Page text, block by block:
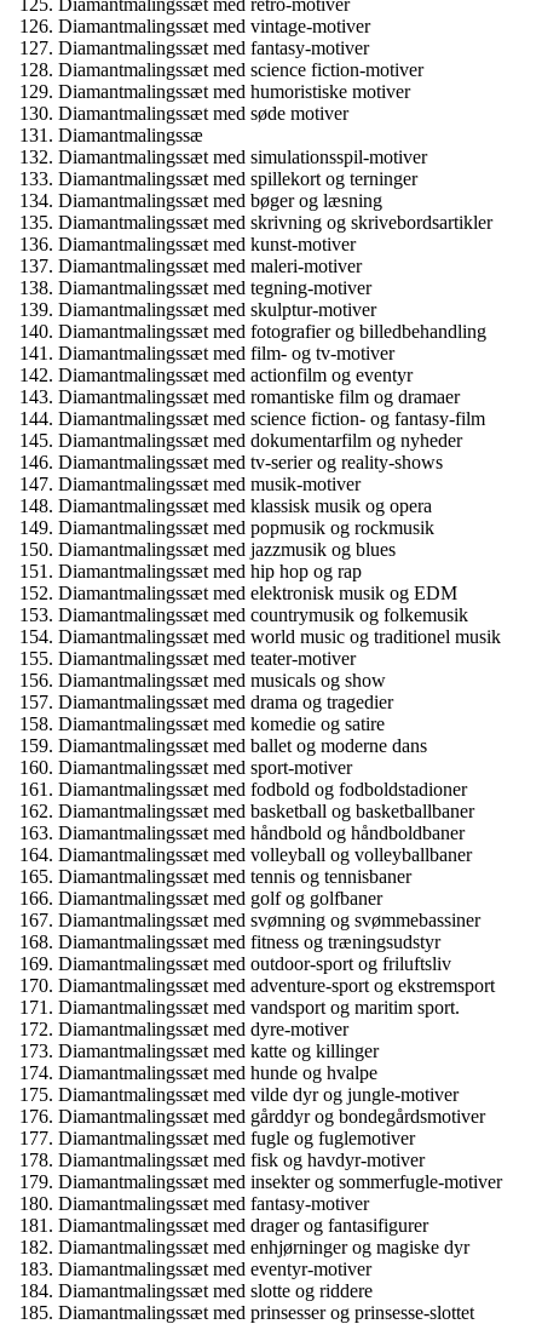
Diamantmalingssæt med vintage-motiver
Diamantmalingssæt med fantasy-motiver
Diamantmalingssæt med science fiction-motiver
Diamantmalingssæt med humoristiske motiver
Diamantmalingssæt med søde motiver
Diamantmalingssæ
Diamantmalingssæt med simulationsspil-motiver
Diamantmalingssæt med spillekort og terninger
Diamantmalingssæt med bøger og læsning
Diamantmalingssæt med skrivning og skrivebordsartikler
Diamantmalingssæt med kunst-motiver
Diamantmalingssæt med maleri-motiver
Diamantmalingssæt med tegning-motiver
Diamantmalingssæt med skulptur-motiver
Diamantmalingssæt med fotografier og billedbehandling
Diamantmalingssæt med film- og tv-motiver
Diamantmalingssæt med actionfilm og eventyr
Diamantmalingssæt med romantiske film og dramaer
Diamantmalingssæt med science fiction- og fantasy-film
Diamantmalingssæt med dokumentarfilm og nyheder
Diamantmalingssæt med tv-serier og reality-shows
Diamantmalingssæt med musik-motiver
Diamantmalingssæt med klassisk musik og opera
Diamantmalingssæt med popmusik og rockmusik
Diamantmalingssæt med jazzmusik og blues
Diamantmalingssæt med hip hop og rap
Diamantmalingssæt med elektronisk musik og EDM
Diamantmalingssæt med countrymusik og folkemusik
Diamantmalingssæt med world music og traditionel musik
Diamantmalingssæt med teater-motiver
Diamantmalingssæt med musicals og show
Diamantmalingssæt med drama og tragedier
Diamantmalingssæt med komedie og satire
Diamantmalingssæt med ballet og moderne dans
Diamantmalingssæt med sport-motiver
Diamantmalingssæt med fodbold og fodboldstadioner
Diamantmalingssæt med basketball og basketballbaner
Diamantmalingssæt med håndbold og håndboldbaner
Diamantmalingssæt med volleyball og volleyballbaner
Diamantmalingssæt med tennis og tennisbaner
Diamantmalingssæt med golf og golfbaner
Diamantmalingssæt med svømning og svømmebassiner
Diamantmalingssæt med fitness og træningsudstyr
Diamantmalingssæt med outdoor-sport og friluftsliv
Diamantmalingssæt med adventure-sport og ekstremsport
Diamantmalingssæt med vandsport og maritim sport.
Diamantmalingssæt med dyre-motiver
Diamantmalingssæt med katte og killinger
Diamantmalingssæt med hunde og hvalpe
Diamantmalingssæt med vilde dyr og jungle-motiver
Diamantmalingssæt med gårddyr og bondegårdsmotiver
Diamantmalingssæt med fugle og fuglemotiver
Diamantmalingssæt med fisk og havdyr-motiver
Diamantmalingssæt med insekter og sommerfugle-motiver
Diamantmalingssæt med fantasy-motiver
Diamantmalingssæt med drager og fantasifigurer
Diamantmalingssæt med enhjørninger og magiske dyr
Diamantmalingssæt med eventyr-motiver
Diamantmalingssæt med slotte og riddere
Diamantmalingssæt med prinsesser og prinsesse-slottet